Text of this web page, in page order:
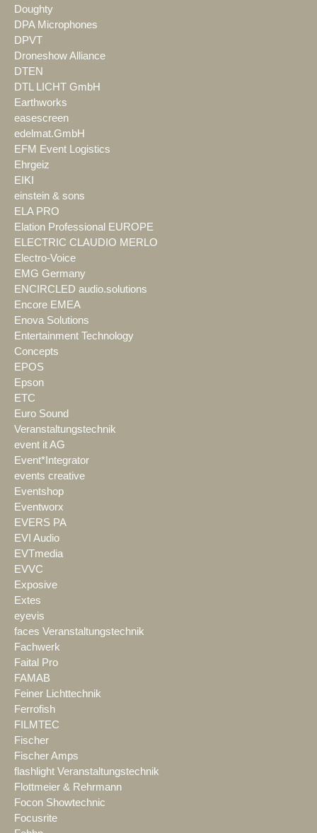
Doughty
DPA Microphones
DPVT
Droneshow Alliance
DTEN
DTL LICHT GmbH
Earthworks
easescreen
edelmat.GmbH
EFM Event Logistics
Ehrgeiz
EIKI
einstein & sons
ELA PRO
Elation Professional EUROPE
ELECTRIC CLAUDIO MERLO
Electro-Voice
EMG Germany
ENCIRCLED audio.solutions
Encore EMEA
Enova Solutions
Entertainment Technology
Concepts
EPOS
Epson
ETC
Euro Sound
Veranstaltungstechnik
event it AG
Event*Integrator
events creative
Eventshop
Eventworx
EVERS PA
EVI Audio
EVTmedia
EVVC
Exposive
Extes
eyevis
faces Veranstaltungstechnik
Fachwerk
Faital Pro
FAMAB
Feiner Lichttechnik
Ferrofish
FILMTEC
Fischer
Fischer Amps
flashlight Veranstaltungstechnik
Flottmeier & Rehrmann
Focon Showtechnic
Focusrite